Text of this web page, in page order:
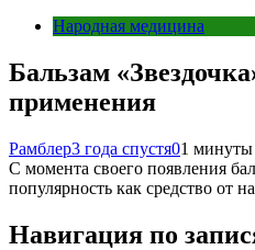
Народная медицина
Бальзам
применения
Рамблер3 года спустя01 минуты
С момента своего появления
популярность как средство от
Навигация по